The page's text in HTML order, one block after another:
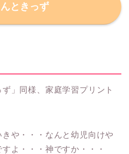
ときっず
」同様、家庭学習プリント
や・・・なんと幼児向けや
よ・・・神ですか・・・